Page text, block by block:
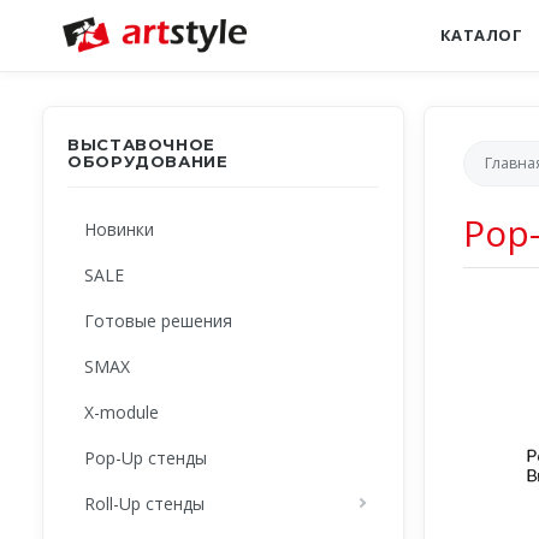
КАТАЛОГ
ВЫСТАВОЧНОЕ
ОБОРУДОВАНИЕ
Новинки
SALE
Готовые решения
SMAX
X-module
Pop-Up стенды
Roll-Up стенды